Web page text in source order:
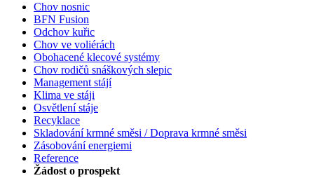
Chov nosnic
BFN Fusion
Odchov kuřic
Chov ve voliérách
Obohacené klecové systémy
Chov rodičů snáškových slepic
Management stájí
Klima ve stáji
Osvětlení stáje
Recyklace
Skladování krmné směsi / Doprava krmné směsi
Zásobování energiemi
Reference
Žádost o prospekt